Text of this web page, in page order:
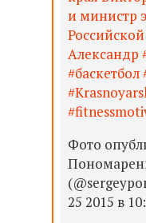
и министр
Александр
#баскетбол
Фото
25 2015 в